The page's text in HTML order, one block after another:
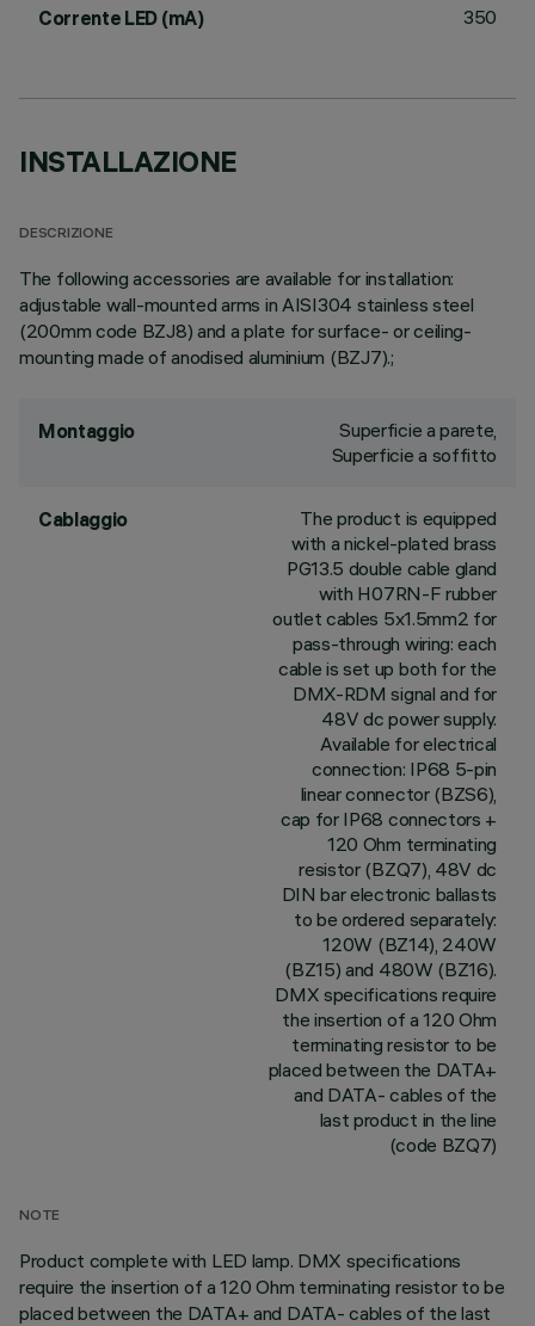
Corrente LED (mA) 350
INSTALLAZIONE
DESCRIZIONE
The following accessories are available for installation:
adjustable wall-mounted arms in AISI304 stainless steel
(200mm code BZJ8) and a plate for surface- or ceiling-
mounting made of anodised aluminium (BZJ7).;
Montaggio
Superficie a parete,
Superficie a soffitto
Cablaggio
The product is equipped
with a nickel-plated brass
PG13.5 double cable gland
with H07RN-F rubber
outlet cables 5x1.5mm2 for
pass-through wiring: each
cable is set up both for the
DMX-RDM signal and for
48V dc power supply.
Available for electrical
connection: IP68 5-pin
linear connector (BZS6),
cap for IP68 connectors +
120 Ohm terminating
resistor (BZQ7), 48V dc
DIN bar electronic ballasts
to be ordered separately:
120W (BZ14), 240W
(BZ15) and 480W (BZ16).
DMX specifications require
the insertion of a 120 Ohm
terminating resistor to be
placed between the DATA+
and DATA- cables of the
last product in the line
(code BZQ7)
NOTE
Product complete with LED lamp. DMX specifications
require the insertion of a 120 Ohm terminating resistor to be
placed between the DATA+ and DATA- cables of the last